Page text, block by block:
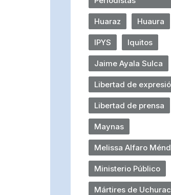
Huaraz Huaura
IPYS Iquitos
Jaime Ayala Sulca
Libertad de
Libertad de prensa
Maynas
Melissa Alfaro
Ministerio Público
Mártires de